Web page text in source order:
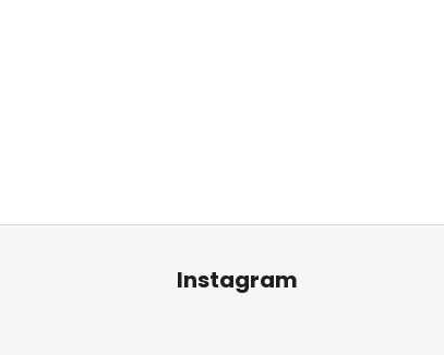
Instagram